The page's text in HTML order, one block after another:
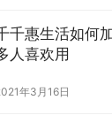
千惠生活如何
人喜欢用
年3月16日